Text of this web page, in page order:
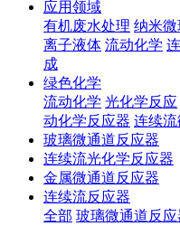
应用领域
有机废水处理 纳米微
离子液体 流动化学
成
绿色化学
流动化学 光化学反应
动化学反应器 连续
玻璃微通道反应器
连续流光化学反应器
金属微通道反应器
连续流反应器
全部 玻璃微通道反应